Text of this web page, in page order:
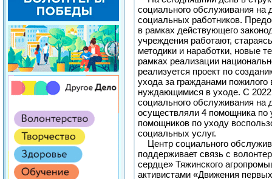
социального обслуживания на
социальных работников.
в рамках действующего
учреждения работают,
методики и наработки, новые
рамках реализации
реализуется проект по
ухода за гражданами пожилого
нуждающимися в уходе. С 2022
социального обслуживания на
осуществляли 4 помощника по
помощников по уходу
социальных услуг.
Центр социального
поддерживает связь с
сердце» Тяжинского
активистами «Движения